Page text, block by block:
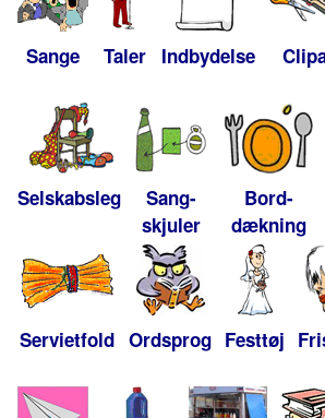
Sange Taler Indbydelse
Selskabsleg
Sang-
skjuler
Bord-
dækning
Servietfold Ordsprog Festtøj